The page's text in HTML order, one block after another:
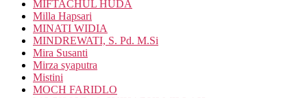
MIFTACHUL HUDA
Milla Hapsari
MINATI WIDIA
MINDREWATI, S. Pd. M.Si
Mira Susanti
Mirza syaputra
Mistini
MOCH FARIDLO